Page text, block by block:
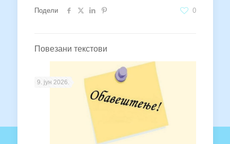
Подели 0
Повезани текстови
9. јун 2026.